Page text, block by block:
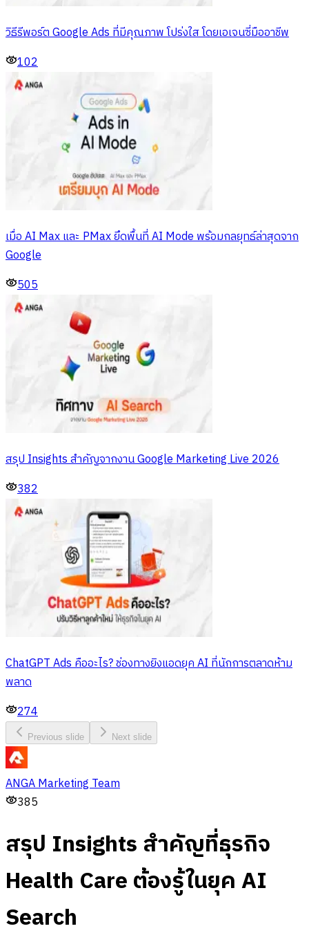
วิธีรีพอร์ต Google Ads ที่มีคุณภาพ โปร่งใส โดยเอเจนซี่มืออาชีพ
102
เมื่อ AI Max และ PMax ยึดพื้นที่ AI Mode พร้อมกลยุทธ์ล่าสุดจาก
Google
505
สรุป Insights สำคัญจากงาน Google Marketing Live 2026
382
ChatGPT Ads คืออะไร? ช่องทางยิงแอดยุค AI ที่นักการตลาดห้าม
พลาด
274
Previous slide Next slide
ANGA Marketing Team
385
สรุป Insights สำคัญที่ธุรกิจ
Health Care ต้องรู้ในยุค AI
Search